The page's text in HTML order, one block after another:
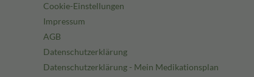
Cookie-Einstellungen
Impressum
AGB
Datenschutzerklärung
Datenschutzerklärung - Mein Medikationsplan